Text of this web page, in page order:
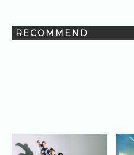
RECOMMEND